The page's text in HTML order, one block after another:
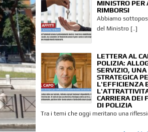
MINISTRO PER
RIMBORSI
Abbiamo
del Ministro [..]
LETTERA AL
POLIZIA:
SERVIZIO, UNA
STRATEGICA
L'EFFICIENZA
CARRIERA DEI
DI POLIZIA
Tra i temi che oggi meritano una